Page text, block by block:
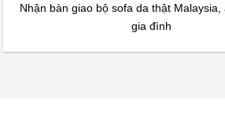
Nhận bàn giao bộ sofa da thật Malaysia,
gia đình